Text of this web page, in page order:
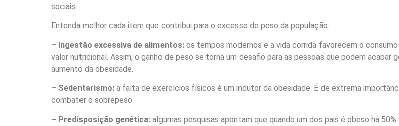
sociais.
Entenda melhor cada item que contribui para o excesso de peso da população:
– Ingestão excessiva de alimentos: os tempos modernos e a vida corrida favorecem o
valor nutricional. Assim, o ganho de peso se torna um desafio para as pessoas que podem
aumento da obesidade.
– Sedentarismo: a falta de exercícios físicos é um indutor da obesidade. É de extrema
combater o sobrepeso
– Predisposição genética: algumas pesquisas apontam que quando um dos pais é obeso há